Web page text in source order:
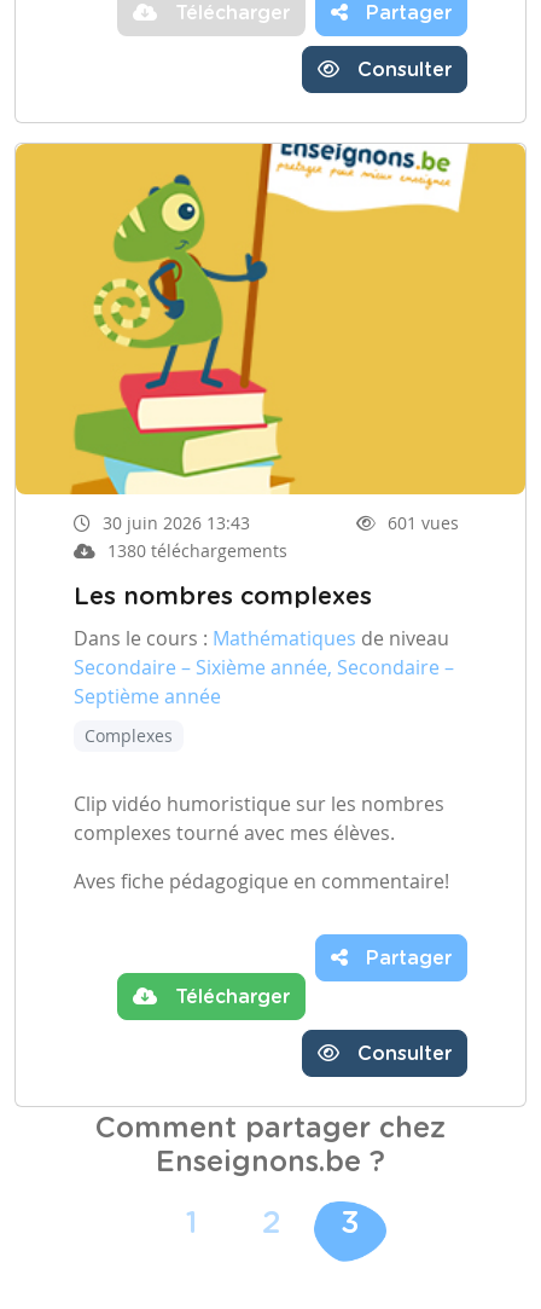
Télécharger Partager
Consulter
30 juin 2026 13:43
601 vues
1380 téléchargements
Les nombres complexes
Dans le cours : Mathématiques de niveau
Secondaire – Sixième année, Secondaire –
Septième année
Complexes
Clip vidéo humoristique sur les nombres
complexes tourné avec mes élèves.
Aves fiche pédagogique en commentaire!
Télécharger
Partager
Consulter
Comment partager chez
Enseignons.be ?
1 2 3